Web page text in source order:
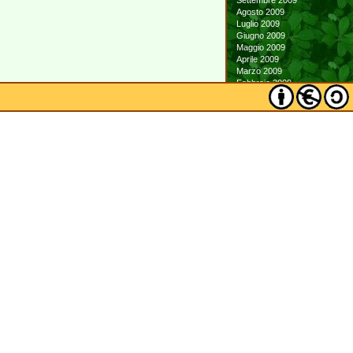
Agosto 2009
Luglio 2009
Giugno 2009
Maggio 2009
Aprile 2009
Marzo 2009
Febbraio 2009
Gennaio 2009
Dicembre 2008